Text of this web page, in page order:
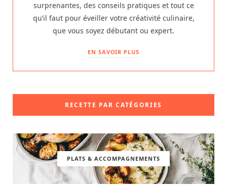
surprenantes, des conseils pratiques et tout ce
qu’il faut pour éveiller votre créativité culinaire,
que vous soyez débutant ou expert.
EN SAVOIR PLUS
RECETTE PAR CATÉGORIES
PLATS & ACCOMPAGNEMENTS